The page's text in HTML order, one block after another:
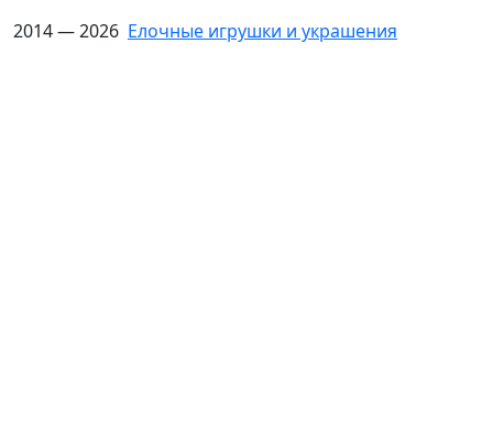
2014 — 2026 Елочные игрушки и украшения